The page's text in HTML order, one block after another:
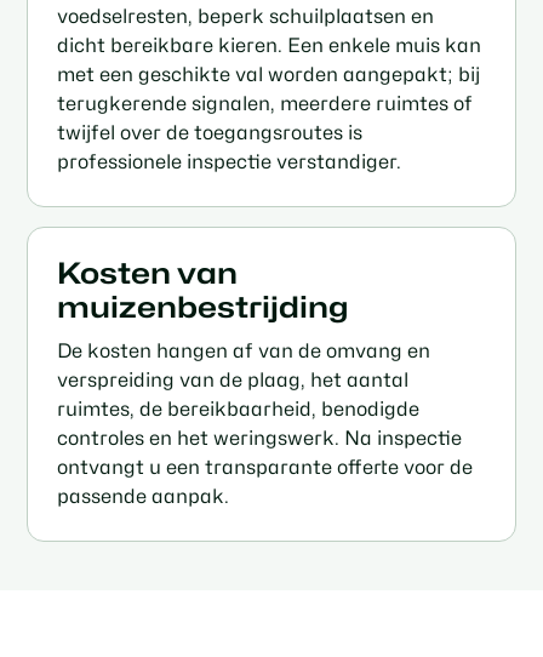
voedselresten, beperk schuilplaatsen en
dicht bereikbare kieren. Een enkele muis kan
met een geschikte val worden aangepakt; bij
terugkerende signalen, meerdere ruimtes of
twijfel over de toegangsroutes is
professionele inspectie verstandiger.
Kosten van
muizenbestrijding
De kosten hangen af van de omvang en
verspreiding van de plaag, het aantal
ruimtes, de bereikbaarheid, benodigde
controles en het weringswerk. Na inspectie
ontvangt u een transparante offerte voor de
passende aanpak.